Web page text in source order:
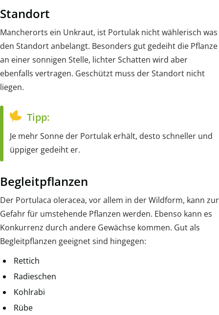
Standort
Mancherorts ein Unkraut, ist Portulak nicht wählerisch was
den Standort anbelangt. Besonders gut gedeiht die Pflanze
an einer sonnigen Stelle, lichter Schatten wird aber
ebenfalls vertragen. Geschützt muss der Standort nicht
liegen.
Tipp:
Je mehr Sonne der Portulak erhält, desto schneller und
üppiger gedeiht er.
Begleitpflanzen
Der Portulaca oleracea, vor allem in der Wildform, kann zur
Gefahr für umstehende Pflanzen werden. Ebenso kann es
Konkurrenz durch andere Gewächse kommen. Gut als
Begleitpflanzen geeignet sind hingegen:
Rettich
Radieschen
Kohlrabi
Rübe